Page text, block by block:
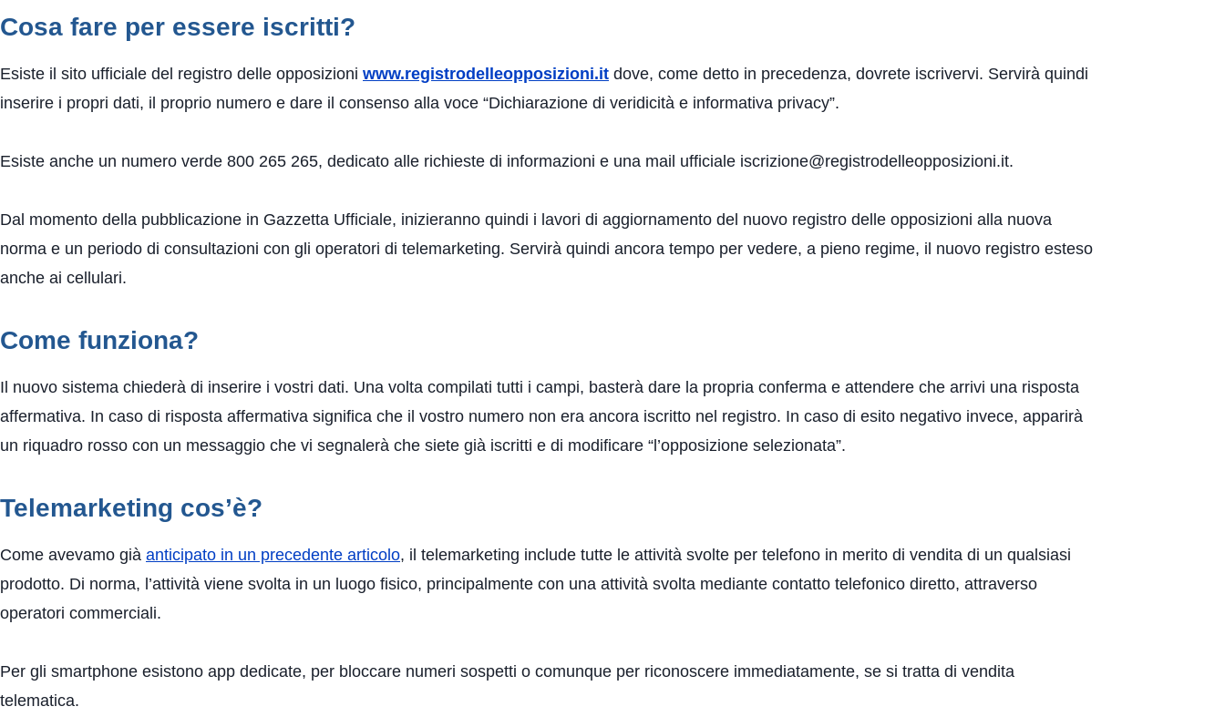
Cosa fare per essere iscritti?
Esiste il sito ufficiale del registro delle opposizioni www.registrodelleopposizioni.it dove, come detto in precedenza, dovrete iscrivervi. Servirà quindi
inserire i propri dati, il proprio numero e dare il consenso alla voce “Dichiarazione di veridicità e informativa privacy”.
Esiste anche un numero verde 800 265 265, dedicato alle richieste di informazioni e una mail ufficiale iscrizione@registrodelleopposizioni.it.
Dal momento della pubblicazione in Gazzetta Ufficiale, inizieranno quindi i lavori di aggiornamento del nuovo registro delle opposizioni alla nuova
norma e un periodo di consultazioni con gli operatori di telemarketing. Servirà quindi ancora tempo per vedere, a pieno regime, il nuovo registro esteso
anche ai cellulari.
Come funziona?
Il nuovo sistema chiederà di inserire i vostri dati. Una volta compilati tutti i campi, basterà dare la propria conferma e attendere che arrivi una risposta
affermativa. In caso di risposta affermativa significa che il vostro numero non era ancora iscritto nel registro. In caso di esito negativo invece, apparirà
un riquadro rosso con un messaggio che vi segnalerà che siete già iscritti e di modificare “l’opposizione selezionata”.
Telemarketing cos’è?
Come avevamo già anticipato in un precedente articolo, il telemarketing include tutte le attività svolte per telefono in merito di vendita di un qualsiasi
prodotto. Di norma, l’attività viene svolta in un luogo fisico, principalmente con una attività svolta mediante contatto telefonico diretto, attraverso
operatori commerciali.
Per gli smartphone esistono app dedicate, per bloccare numeri sospetti o comunque per riconoscere immediatamente, se si tratta di vendita
telematica.